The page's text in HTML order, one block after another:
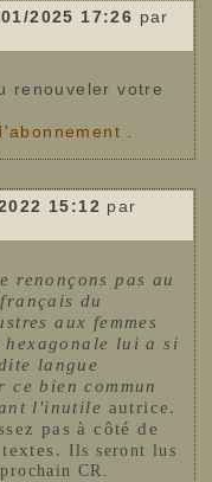
2025 17:26 par
renouveler votre
15:12 par
renonçons pas au
du
aux femmes
hexagonale lui a si
langue
ce bien commun
l'inutile autrice.
pas à côté de
Ils seront lus
CR.